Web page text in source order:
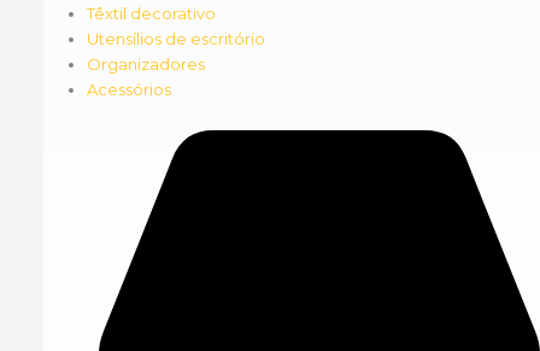
Têxtil decorativo
Utensílios de escritório
Organizadores
Acessórios